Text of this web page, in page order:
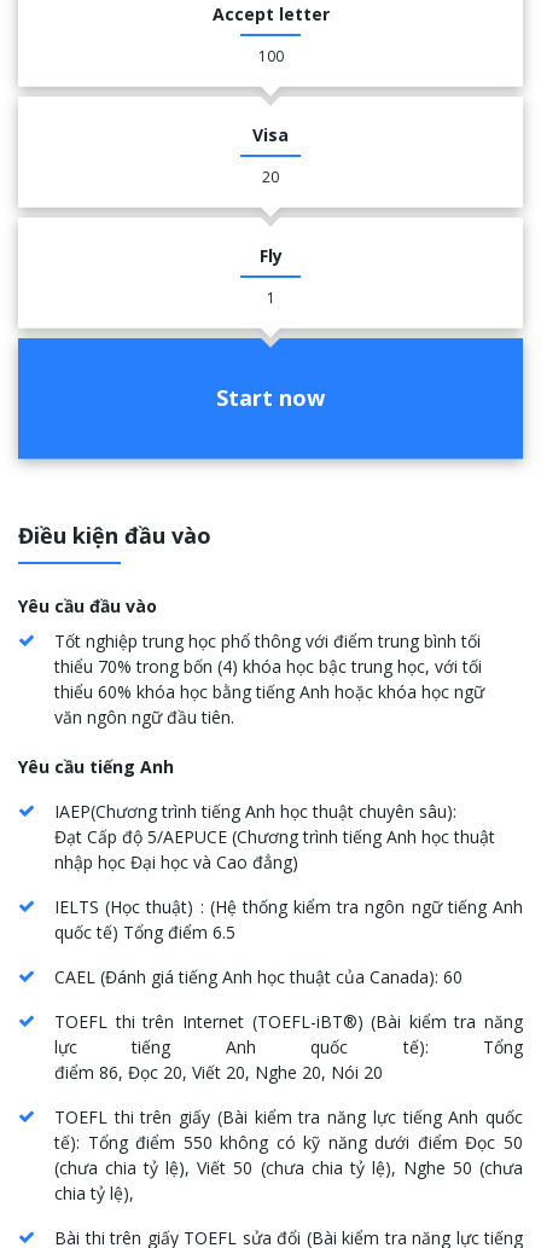
Accept letter
100
Visa
20
Fly
1
Start now
Điều kiện đầu vào
Yêu cầu đầu vào
Tốt nghiệp trung học phổ thông với điểm trung bình tối
thiểu 70% trong bốn (4) khóa học bậc trung học, với tối
thiểu 60% khóa học bằng tiếng Anh hoặc khóa học ngữ
văn ngôn ngữ đầu tiên.
Yêu cầu tiếng Anh
IAEP(Chương trình tiếng Anh học thuật chuyên sâu):
Đạt Cấp độ 5/AEPUCE (Chương trình tiếng Anh học thuật
nhập học Đại học và Cao đẳng)
IELTS (Học thuật) : (Hệ thống kiểm tra ngôn ngữ tiếng Anh
quốc tế) Tổng điểm 6.5
CAEL (Đánh giá tiếng Anh học thuật của Canada): 60
TOEFL thi trên Internet(TOEFL-iBT®) (Bài kiểm tra năng
lực tiếng Anh quốc tế): Tổng
điểm 86, Đọc 20, Viết 20, Nghe 20, Nói 20
TOEFL thi trên giấy (Bài kiểm tra năng lực tiếng Anh quốc
tế): Tổng điểm 550không có kỹ năng dưới điểmĐọc 50
(chưa chia tỷ lệ), Viết 50 (chưa chia tỷ lệ), Nghe 50 (chưa
chia tỷ lệ),
Bài thi trên giấy TOEFL sửa đổi (Bài kiểm tra năng lực tiếng